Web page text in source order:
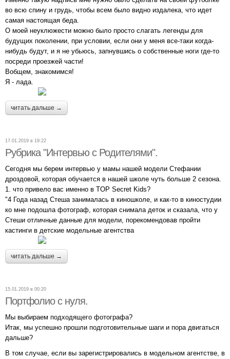
во всю спину и грудь, чтобы всем было видно издалека, что идет
самая настоящая беда.
О моей неуклюжести можно было просто слагать легенды для
будущих поколении, при условии, если они у меня все-таки когда-
нибудь будут, и я не убьюсь, запнувшись о собственные ноги где-то
посреди проезжей части!
Вобщем, знакомимся!
Я - лада.
читать дальше →
17.01.2019 в 19:22
Рубрика "Интервью с Родителями".
Сегодня мы берем интервью у мамы нашей модели Стефании
дроздовой, которая обучается в нашей школе чуть больше 2 сезона.
1. что привело вас именно в TOP Secret Kids?
"4 Года назад Стеша занималась в киношколе, и как-то в киностудии
ко мне подошла фотограф, которая снимала деток и сказала, что у
Стеши отличные данные для модели, порекомендовав пройти
кастинги в детские модельные агентства
читать дальше →
15.01.2019 в 00:20
Портфолио с нуля.
Мы выбираем подходящего фотографа?
Итак, мы успешно прошли подготовительные шаги и пора двигаться
дальше?
В том случае, если вы зарегистрировались в модельном агентстве, в